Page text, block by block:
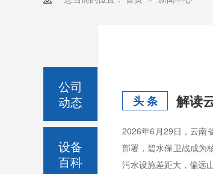
头 条
2026年6月29日，云南
部署，碧水保卫战成为
污水设施差距大，偏远
公司
动态
设备
百科